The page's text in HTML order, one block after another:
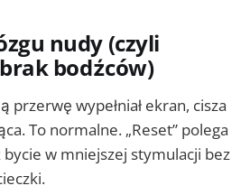
nudy (czyli
bodźców)
przerwę wypełniał ekran, cisza
To normalne. „Reset” polega
w mniejszej stymulacji bez